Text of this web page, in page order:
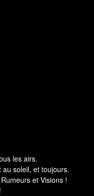
les airs.
soleil, et toujours.
et Visions !